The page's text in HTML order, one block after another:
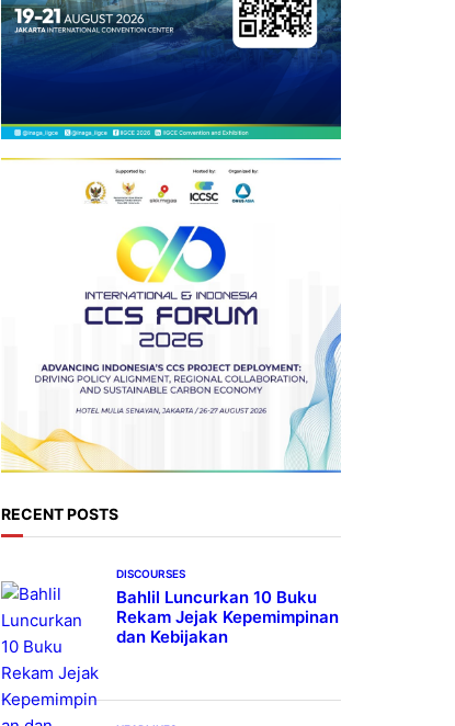
RECENT POSTS
DISCOURSES
Bahlil Luncurkan 10 Buku
Rekam Jejak Kepemimpinan
dan Kebijakan